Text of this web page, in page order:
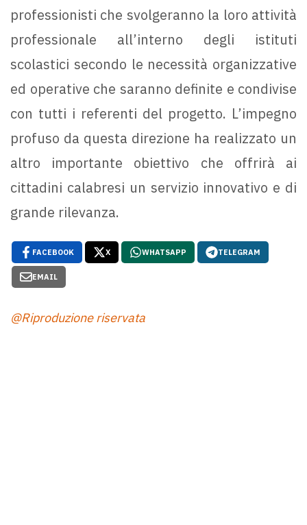
professionisti che svolgeranno la loro attività
professionale all’interno degli istituti
scolastici secondo le necessità organizzative
ed operative che saranno definite e condivise
con tutti i referenti del progetto. L’impegno
profuso da questa direzione ha realizzato un
altro importante obiettivo che offrirà ai
cittadini calabresi un servizio innovativo e di
grande rilevanza.
FACEBOOK X WHATSAPP TELEGRAM
EMAIL
@Riproduzione riservata